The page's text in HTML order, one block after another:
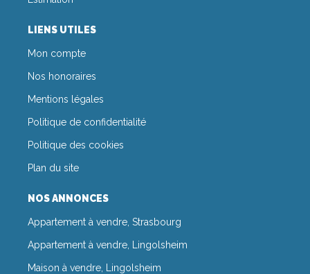
LIENS UTILES
Mon compte
Nos honoraires
Mentions légales
Politique de confidentialité
Politique des cookies
Plan du site
NOS ANNONCES
Appartement à vendre, Strasbourg
Appartement à vendre, Lingolsheim
Maison à vendre, Lingolsheim